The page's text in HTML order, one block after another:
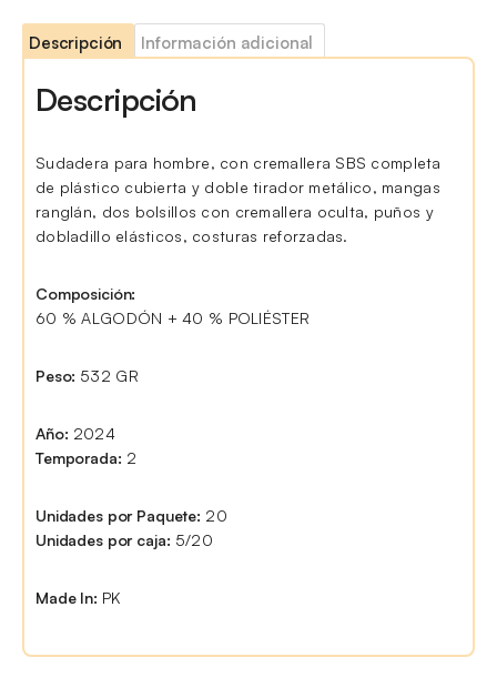
Descripción Información adicional
Descripción
Sudadera para hombre, con cremallera SBS completa
de plástico cubierta y doble tirador metálico, mangas
ranglán, dos bolsillos con cremallera oculta, puños y
dobladillo elásticos, costuras reforzadas.
Composición:
60 % ALGODÓN + 40 % POLIÉSTER
Peso: 532 GR
Año: 2024
Temporada: 2
Unidades por Paquete: 20
Unidades por caja: 5/20
Made In: PK